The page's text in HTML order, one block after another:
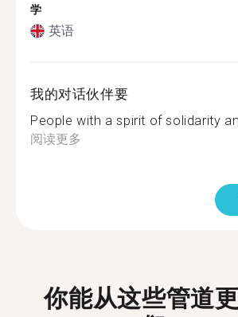
学
英语
我的对话伙伴要
People with a spirit of solidarity
阅读更多
你能从这些管道